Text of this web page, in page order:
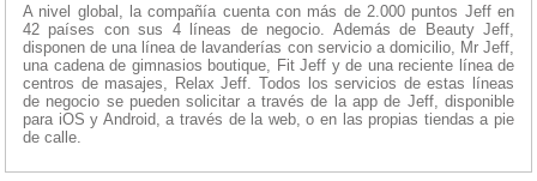
A nivel global, la compañía cuenta con más de 2.000 puntos Jeff en
42 países con sus 4 líneas de negocio. Además de Beauty Jeff,
disponen de una línea de lavanderías con servicio a domicilio, Mr Jeff,
una cadena de gimnasios boutique, Fit Jeff y de una reciente línea de
centros de masajes, Relax Jeff. Todos los servicios de estas líneas
de negocio se pueden solicitar a través de la app de Jeff, disponible
para iOS y Android, a través de la web, o en las propias tiendas a pie
de calle.